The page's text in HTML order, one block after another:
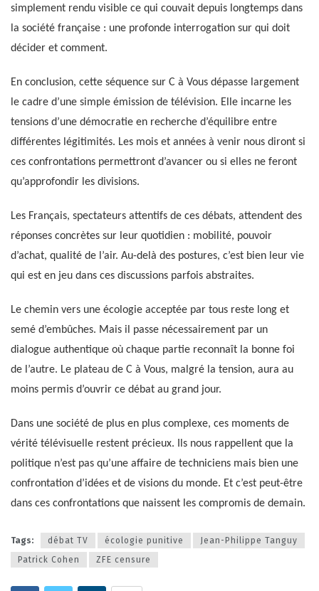
simplement rendu visible ce qui couvait depuis longtemps dans
la société française : une profonde interrogation sur qui doit
décider et comment.
En conclusion, cette séquence sur C à Vous dépasse largement
le cadre d’une simple émission de télévision. Elle incarne les
tensions d’une démocratie en recherche d’équilibre entre
différentes légitimités. Les mois et années à venir nous diront si
ces confrontations permettront d’avancer ou si elles ne feront
qu’approfondir les divisions.
Les Français, spectateurs attentifs de ces débats, attendent des
réponses concrètes sur leur quotidien : mobilité, pouvoir
d’achat, qualité de l’air. Au-delà des postures, c’est bien leur vie
qui est en jeu dans ces discussions parfois abstraites.
Le chemin vers une écologie acceptée par tous reste long et
semé d’embûches. Mais il passe nécessairement par un
dialogue authentique où chaque partie reconnaît la bonne foi
de l’autre. Le plateau de C à Vous, malgré la tension, aura au
moins permis d’ouvrir ce débat au grand jour.
Dans une société de plus en plus complexe, ces moments de
vérité télévisuelle restent précieux. Ils nous rappellent que la
politique n’est pas qu’une affaire de techniciens mais bien une
confrontation d’idées et de visions du monde. Et c’est peut-être
dans ces confrontations que naissent les compromis de demain.
Tags: débat TV écologie punitive
Jean-Philippe Tanguy
Patrick Cohen
ZFE censure